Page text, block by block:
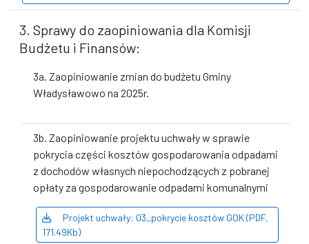
3. Sprawy do zaopiniowania dla Komisji
Budżetu i Finansów:
3a. Zaopiniowanie zmian do budżetu Gminy
Władysławowo na 2025r.
3b. Zaopiniowanie projektu uchwały w sprawie
pokrycia części kosztów gospodarowania odpadami
z dochodów własnych niepochodzących z pobranej
opłaty za gospodarowanie odpadami komunalnymi
Projekt uchwały: 03_pokrycie kosztów GOK (PDF,
171.49Kb)